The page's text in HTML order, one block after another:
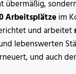
Arbeitsplätzeim
und arbeitet
lebenswerten
und auch